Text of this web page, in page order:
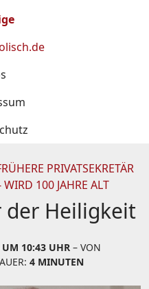
PRIVATSEKRETÄR
100 JAHRE ALT
der Heiligkeit
10:43 UHR – VON
4 MINUTEN